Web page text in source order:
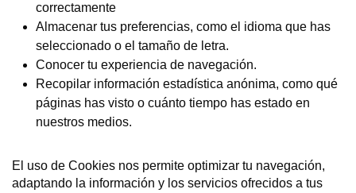
correctamente
Almacenar tus preferencias, como el idioma que has
seleccionado o el tamaño de letra.
Conocer tu experiencia de navegación.
Recopilar información estadística anónima, como qué
páginas has visto o cuánto tiempo has estado en
nuestros medios.
El uso de Cookies nos permite optimizar tu navegación,
adaptando la información y los servicios ofrecidos a tus